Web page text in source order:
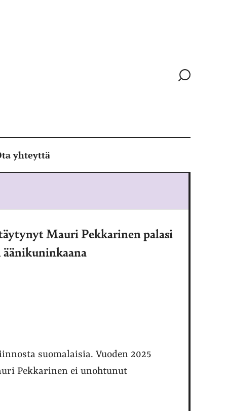
Siirry
yhteyttä
Mauri Pekkarinen palasi
suomalaisia. Vuoden 2025
Pekkarinen ei unohtunut